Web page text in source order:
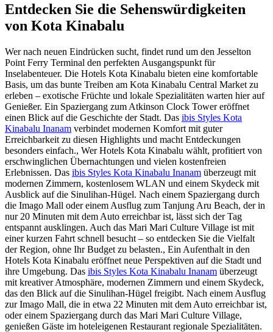
Entdecken Sie die Sehenswürdigkeiten
von Kota Kinabalu
Wer nach neuen Eindrücken sucht, findet rund um den Jesselton
Point Ferry Terminal den perfekten Ausgangspunkt für
Inselabenteuer. Die Hotels Kota Kinabalu bieten eine komfortable
Basis, um das bunte Treiben am Kota Kinabalu Central Market zu
erleben – exotische Früchte und lokale Spezialitäten warten hier auf
Genießer. Ein Spaziergang zum Atkinson Clock Tower eröffnet
einen Blick auf die Geschichte der Stadt. Das ibis Styles Kota
Kinabalu Inanam verbindet modernen Komfort mit guter
Erreichbarkeit zu diesen Highlights und macht Entdeckungen
besonders einfach., Wer Hotels Kota Kinabalu wählt, profitiert von
erschwinglichen Übernachtungen und vielen kostenfreien
Erlebnissen. Das ibis Styles Kota Kinabalu Inanam überzeugt mit
modernen Zimmern, kostenlosem WLAN und einem Skydeck mit
Ausblick auf die Sinulihan-Hügel. Nach einem Spaziergang durch
die Imago Mall oder einem Ausflug zum Tanjung Aru Beach, der in
nur 20 Minuten mit dem Auto erreichbar ist, lässt sich der Tag
entspannt ausklingen. Auch das Mari Mari Culture Village ist mit
einer kurzen Fahrt schnell besucht – so entdecken Sie die Vielfalt
der Region, ohne Ihr Budget zu belasten., Ein Aufenthalt in den
Hotels Kota Kinabalu eröffnet neue Perspektiven auf die Stadt und
ihre Umgebung. Das ibis Styles Kota Kinabalu Inanam überzeugt
mit kreativer Atmosphäre, modernen Zimmern und einem Skydeck,
das den Blick auf die Sinulihan-Hügel freigibt. Nach einem Ausflug
zur Imago Mall, die in etwa 22 Minuten mit dem Auto erreichbar ist,
oder einem Spaziergang durch das Mari Mari Culture Village,
genießen Gäste im hoteleigenen Restaurant regionale Spezialitäten.